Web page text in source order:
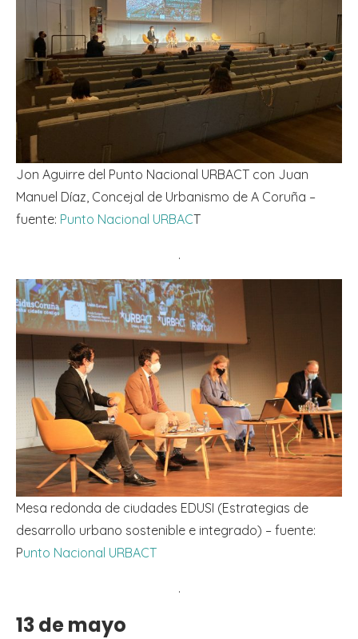
Jon Aguirre del Punto Nacional URBACT con Juan
Manuel Díaz, Concejal de Urbanismo de A Coruña –
fuente: Punto Nacional URBACT
.
Mesa redonda de ciudades EDUSI (Estrategias de
desarrollo urbano sostenible e integrado) – fuente:
Punto Nacional URBACT
.
13 de mayo